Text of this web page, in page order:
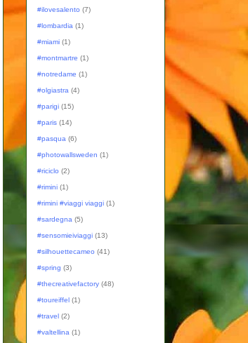
#ilovesalento (7)
#lombardia (1)
#miami (1)
#montmartre (1)
#notredame (1)
#olgiastra (4)
#parigi (15)
#paris (14)
#pasqua (6)
#photowallsweden (1)
#riciclo (2)
#rimini (1)
#rimini #viaggi viaggi (1)
#sardegna (5)
#sensomieiviaggi (13)
#silhouettecameo (41)
#spring (3)
#thecreativefactory (48)
#toureiffel (1)
#travel (2)
#valtellina (1)